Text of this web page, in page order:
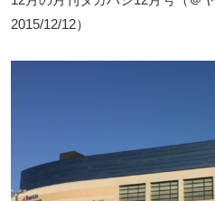
2015/12/12）